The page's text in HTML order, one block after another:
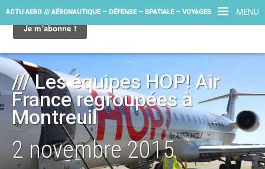
MENU
ACTU AERO /// AÉRONAUTIQUE – DÉFENSE – SPATIALE – VOYAGES
/// Les équipes HOP! Air
France regroupées à
Montreuil
2 novembre 2015